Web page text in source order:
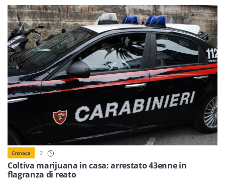
Politica
Cultura
Lavoro
Società
Economia
Sicilia
Coltiva marijuana in casa: arrestato 43enne in
flagranza di reato
Cronaca 3'